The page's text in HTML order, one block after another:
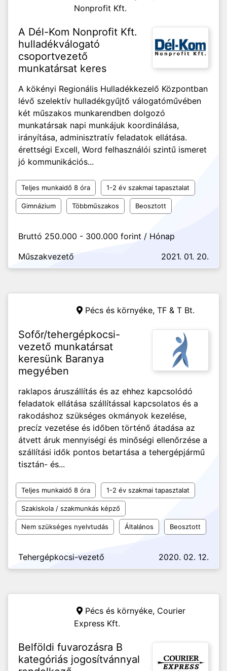
Nonprofit Kft.
A Dél-Kom Nonprofit Kft.
hulladékválogató
csoportvezető
munkatársat keres
A kökényi Regionális Hulladékkezelő Központban
lévő szelektív hulladékgyűjtő válogatóművében
két műszakos munkarendben dolgozó
munkatársak napi munkájuk koordinálása,
irányítása, adminisztratív feladatok ellátása.
érettségi Excell, Word felhasználói szintű ismeret
jó kommunikációs...
Teljes munkaidő 8 óra 1-2 év szakmai tapasztalat
Gimnázium Többműszakos Beosztott
Bruttó 250.000 - 300.000 forint / Hónap
Műszakvezető
2021. 01. 20.
Pécs és környéke, TF & T Bt.
Sofőr/tehergépkocsi-
vezető munkatársat
keresünk Baranya
megyében
raklapos áruszállítás és az ehhez kapcsolódó
feladatok ellátása szállítással kapcsolatos és a
rakodáshoz szükséges okmányok kezelése,
precíz vezetése és időben történő átadása az
átvett áruk mennyiségi és minőségi ellenőrzése a
szállítási idők pontos betartása a tehergépjármű
tisztán- és...
Teljes munkaidő 8 óra 1-2 év szakmai tapasztalat
Szakiskola / szakmunkás képző
Nem szükséges nyelvtudás Általános Beosztott
Tehergépkocsi-vezető 2020. 02. 12.
Pécs és környéke, Courier
Express Kft.
Belföldi fuvarozásra B
kategóriás jogosítvánnyal